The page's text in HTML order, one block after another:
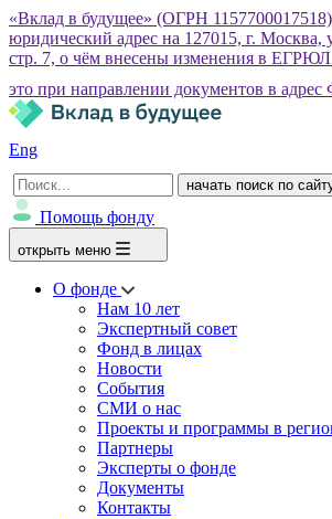
«Вклад в будущее» (ОГРН
юридический адрес на 127015, г. Москва,
стр. 7, о чём внесены изменения в
это при направлении документов в адрес
Eng
начать поиск по
Помощь фонду
открыть меню
О фонде
Нам 10 лет
Экспертный совет
Фонд в лицах
Новости
События
СМИ о нас
Проекты и программы в
Партнеры
Эксперты о фонде
Документы
Контакты